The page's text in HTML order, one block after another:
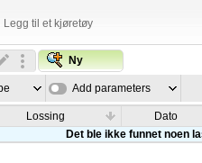
Legg til et kjøretøy
Ny
Add parameters
Lossing
Dato
Det ble ikke funnet noen